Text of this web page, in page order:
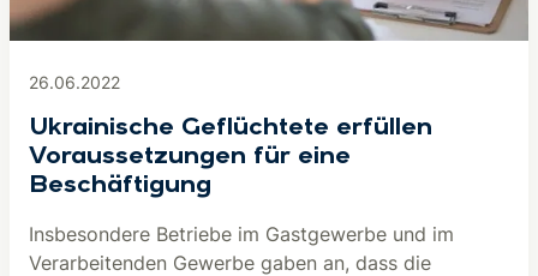
26.06.2022
Ukrainische Geflüchtete erfüllen
Voraussetzungen für eine
Beschäftigung
Insbesondere Betriebe im Gastgewerbe und im
Verarbeitenden Gewerbe gaben an, dass die